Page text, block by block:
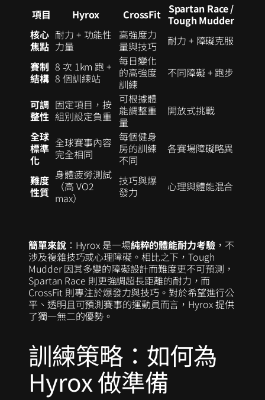
項目 Hyrox CrossFit Spartan Race /
Tough Mudder
核心
焦點
耐力 + 功能性
力量
高強度力
量與技巧
耐力 + 障礙克服
賽制
結構
8 次 1km 跑 +
8 個訓練站
每日變化
的高強度
訓練
不同障礙 + 跑步
可調
整性
固定項目，按
組別設定負重
可根據體
能調整重
量
開放式挑戰
全球
標準
化
全球賽事內容
完全相同
每個健身
房的訓練
不同
各賽場障礙略異
難度
性質
身體疲勞測試
（高 VO2
max）
技巧與爆
發力
心理與體能混合
簡單來說：Hyrox 是一場純粹的體能耐力考驗，不
涉及複雜技巧或心理障礙。相比之下，Tough
Mudder 因其多變的障礙設計而難度更不可預測，
Spartan Race 則更強調超長距離的耐力，而
CrossFit 則專注於爆發力與技巧。對於希望進行公
平、透明且可預測賽事的運動員而言，Hyrox 提供
了獨一無二的優勢。
訓練策略：如何為
Hyrox 做準備